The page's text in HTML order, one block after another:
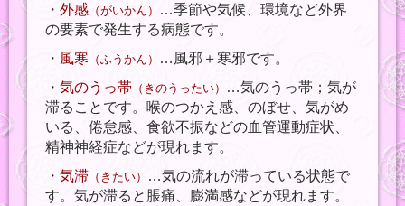
・ 外感 （がいかん）
…季節や気候、環境など外界
の要素で発生する病態です。
・ 風寒 （ふうかん）
…風邪＋寒邪です。
・ 気のうっ帯 （きのうったい）
…気のうっ帯；気が
滞ることです。喉のつかえ感、のぼせ、気がめ
いる、倦怠感、食欲不振などの血管運動症状、
精神神経症などが現れます。
・ 気滞 （きたい）
…気の流れが滞っている状態で
す。気が滞ると脹痛、膨満感などが現れます。